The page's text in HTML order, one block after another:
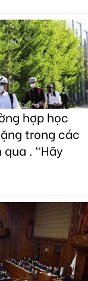
hợp học
trong các
qua . "Hãy